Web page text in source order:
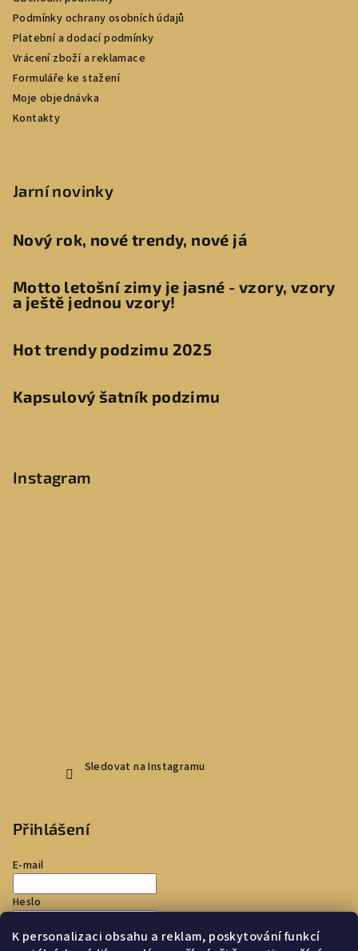
K personalizaci obsahu a reklam, poskytování funkcí
Podmínky ochrany osobních údajů
Platební a dodací podmínky
Vrácení zboží a reklamace
Formuláře ke stažení
Moje objednávka
Kontakty
Jarní novinky
Nový rok, nové trendy, nové já
Motto letošní zimy je jasné - vzory, vzory
a ještě jednou vzory!
Hot trendy podzimu 2025
Kapsulový šatník podzimu
Instagram
Sledovat na Instagramu
Přihlášení
E-mail
Heslo